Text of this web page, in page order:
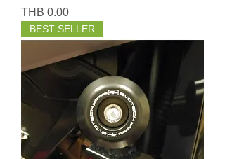
Price
THB 0.00
BEST SELLER